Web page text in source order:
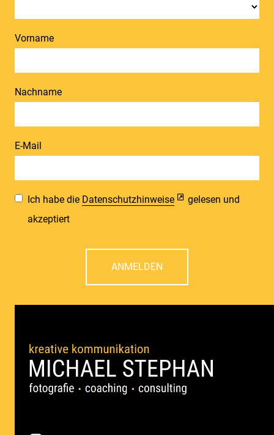
Vorname
Nachname
E-Mail
Ich habe die Datenschutzhinweise
gelesen und
akzeptiert
ANMELDEN